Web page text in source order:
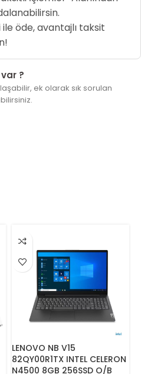
öde, avantajlı taksit
?
ek olarak sık sorulan
LENOVO NB V15
82QY00R1TX INTEL CELERON
N4500 8GB 256SSD O/B